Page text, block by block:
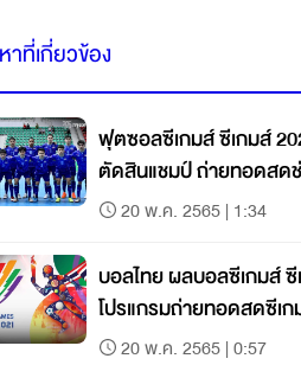
าที่เกี่ยวข้อง
ฟุตซอลซีเกมส์ ซีเกมส์
ตัดสินแชมป์ ถ่ายทอดสดช่
20 พ.ค. 2565 | 1:34
บอลไทย ผลบอลซีเกมส์ ซี
โปรแกรมถ่ายทอดสดซีเ
พ.ค.65)
20 พ.ค. 2565 | 0:57